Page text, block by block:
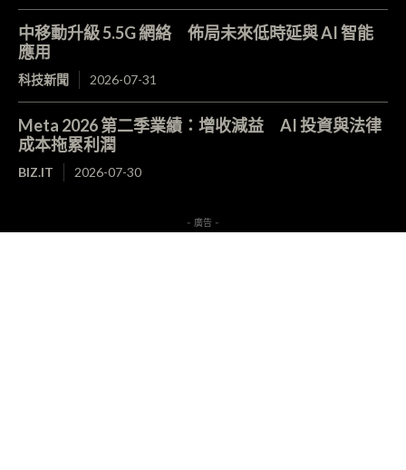
中移動升級 5.5G 網絡 佈局未來低時延與 AI 智能
應用
科技新聞 2026-07-31
Meta 2026 第二季業績：增收減益 AI 投資與法律
成本拖累利潤
BIZ.IT 2026-07-30
- 廣告 -